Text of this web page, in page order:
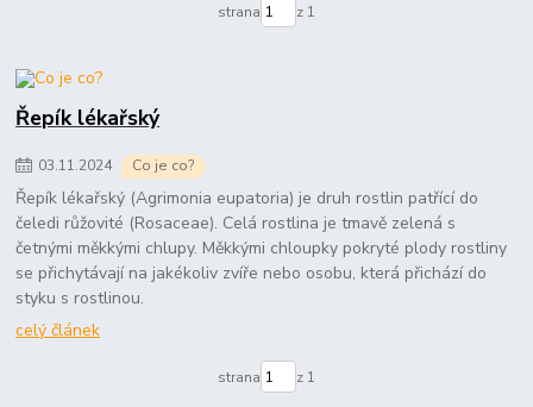
strana z 1
Řepík lékařský
03.11.2024 Co je co?
Řepík lékařský (Agrimonia eupatoria) je druh rostlin patřící do
čeledi růžovité (Rosaceae). Celá rostlina je tmavě zelená s
četnými měkkými chlupy. Měkkými chloupky pokryté plody rostliny
se přichytávají na jakékoliv zvíře nebo osobu, která přichází do
styku s rostlinou.
celý článek
strana z 1